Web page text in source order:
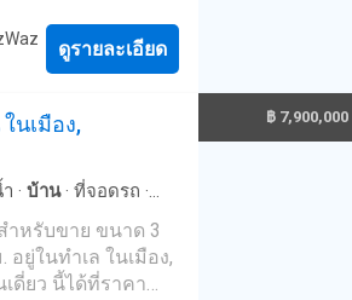
ลฟ์สไตล์ได้อย่าง
อแมว หากคุณ
นหลังนี้เป็นตัวเลือกที่
ข้าสู่ตัวเมือง
าวิทยาลัย
อนแก่น เหมาะ
สนิยมและคุณภาพ
ซอยศรีจันทร์ 21
ขอนแก่นห่างจาก
ยความสะดวก
งแม่บ้าน 1 ห้อง
ง โปร่ง รับลม
เด่นของ
นสไตล์ Classic
สูง และการเชื่อมต่อ
ดูรายละเอียด
นเมือง,
· บ้าน · ที่จอดรถ ·
ำหรับขาย ขนาด 3
ยู่ในทำเล ในเมือง,
ดี่ยว นี้ได้ที่ราคา
฿ 7,900,000